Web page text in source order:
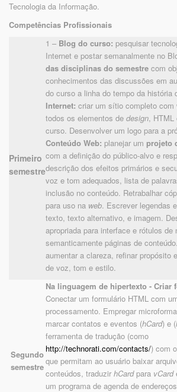
Tecnologia da Informação.
Competências Profissionais
Primeiro
semestre
1 – Blog do curso: pesquisar
Internet e postar semanalmente no
das disciplinas do semestre com
conhecimentos das discussões em
do curso a linha do tempo da história
Internet: criar um sítio completo com
todos os elementos de design, HTML
curso. Desenvolver um logo para a
Conteúdo Web: planejar um projeto
com a definição do público-alvo e
descrição dos efeitos primários e
voz e tom adequados, lista de
inclusão no conteúdo. Retrabalhar
para uso na web. Escrever legendas
texto, texto alternativo, e imagem.
apropriada para interface e rótulos de
semanticamente páginas de
aumentar a clareza, refinar propósito
de voz, tom e estilo.
Segundo
semestre
Na linguagem de hipertexto - Criar
Conectar um formulário HTML com
processamento. Empregar
marcar contatos e eventos (hCard) e (
ferramenta de tradução (como
http://technorati.com/contacts/) com
que permitam ao usuário baixar
conteúdos, traduzir hCardpara vCard
um programa de agenda de